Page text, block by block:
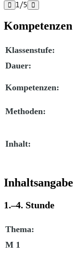
 1/5 
Kompetenzen
Klassenstufe:
Dauer:
Kompetenzen:
Methoden:
Inhalt:
Inhaltsangabe
1.–4. Stunde
Thema:
M 1